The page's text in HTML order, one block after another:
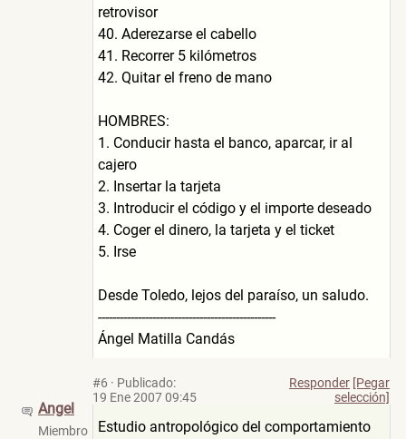
retrovisor
40. Aderezarse el cabello
41. Recorrer 5 kilómetros
42. Quitar el freno de mano
HOMBRES:
1. Conducir hasta el banco, aparcar, ir al
cajero
2. Insertar la tarjeta
3. Introducir el código y el importe deseado
4. Coger el dinero, la tarjeta y el ticket
5. Irse
Desde Toledo, lejos del paraíso, un saludo.
-------------------------------------------------
Ángel Matilla Candás
Angel
Miembro
#6 · Publicado:
19 Ene 2007 09:45
Responder [Pegar
selección]
Estudio antropológico del comportamiento